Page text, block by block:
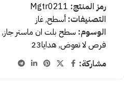
رمز المنتج: Mgtr0211
التصنيفات: أسطح,غاز
الوسوم: سطح بلت ان ماستر جاز,
فرص لا تعوض, هدايا23
مشاركة: